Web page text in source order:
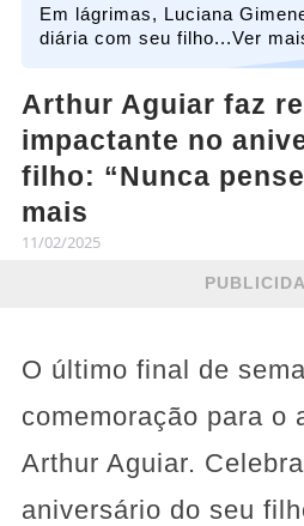
Em lágrimas, Luciana
diária com seu filho...Ver
Arthur Aguiar faz
impactante no
filho: “Nunca
mais
11/02/2025
O último final de
comemoração para o
Arthur Aguiar.
aniversário do seu